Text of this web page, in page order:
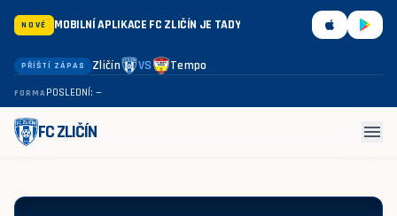
NOVÉ MOBILNÍ APLIKACE FC ZLIČÍN JE TADY
PŘÍŠTÍ ZÁPAS Zličín VS Tempo
FORMAPOSLEDNÍ: —
FC ZLIČÍN menu
Řeporyje - FA Praha 4:2